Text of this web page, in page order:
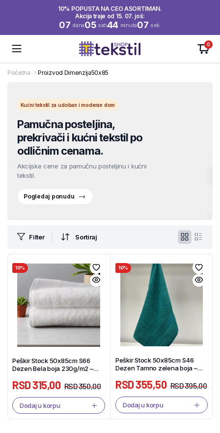
10% POPUSTA NA CEO ASORTIMAN.
Akcija traje od 15. 07. još:
07 dana05 sati44 minuta06 sek.
0
Početna Proizvod Dimenzija50x85
Kućni tekstil za udoban i moderan dom
Pamučna posteljina,
prekrivači i kućni tekstil po
odličnim cenama.
Akcijske cene za pamučnu posteljinu i kućni
tekstil.
Pogledaj ponudu
Filter Sortiraj
10%
Peškir Stock 50x85cm S66
Dezen Bela boja 230g/m2 –
RSD350,00
RSD315,00
Dodaj u korpu
10%
Peškir Stock 50x85cm S46
Dezen Tamno zelena boja –
RSD395,00
RSD355,50
Dodaj u korpu